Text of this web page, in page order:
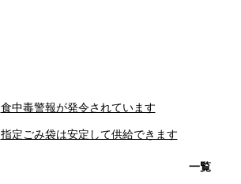
食中毒警報が発令されています
指定ごみ袋は安定して供給できます
一覧